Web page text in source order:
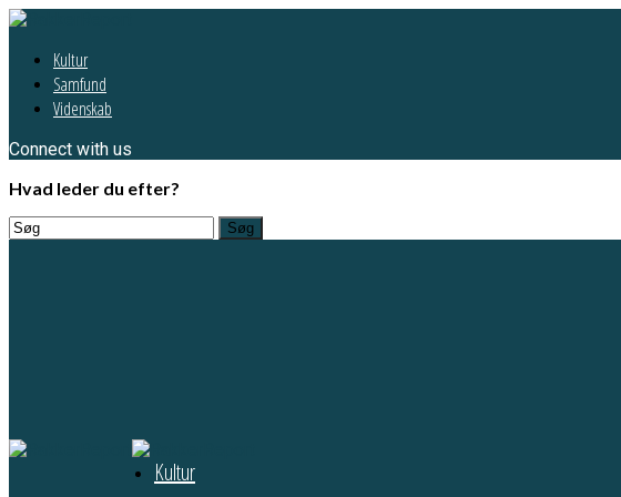
Kultur
Samfund
Videnskab
Connect with us
Hvad leder du efter?
Kultur